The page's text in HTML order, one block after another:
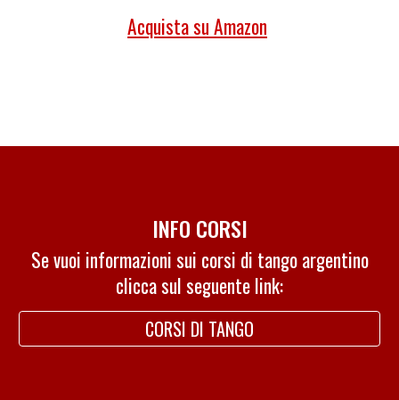
Acquista su Amazon
INFO CORSI
Se vuoi informazioni sui corsi di tango argentino
clicca sul seguente link:
CORSI DI TANGO